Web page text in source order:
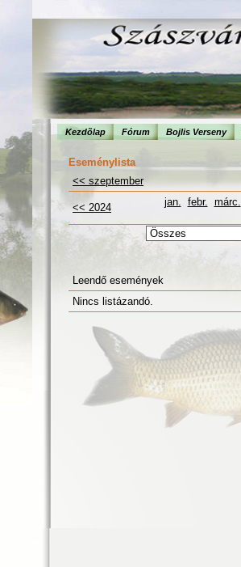
Kezdõlap Fórum Bojlis Verseny
Eseménylista
<< szeptember
<< 2024 jan. febr. márc.
Leendő események
Nincs listázandó.